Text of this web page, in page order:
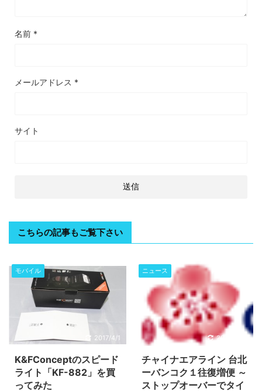
名前 *
メールアドレス *
サイト
こちらの記事もご覧下さい
モバイル
2017/4/1
K&FConceptのスピード
ライト「KF-882」を買
ってみた
ニュース
2015/5/10
チャイナエアライン 台北
ーバンコク１往復増便 ～
ストップオーバーでタイ